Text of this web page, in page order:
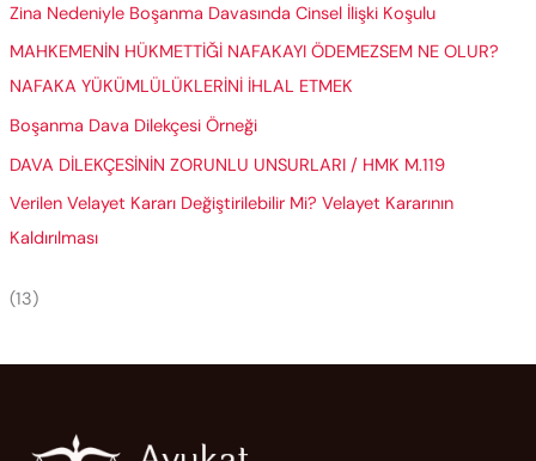
Zina Nedeniyle Boşanma Davasında Cinsel İlişki Koşulu
MAHKEMENİN HÜKMETTİĞİ NAFAKAYI ÖDEMEZSEM NE OLUR?
NAFAKA YÜKÜMLÜLÜKLERİNİ İHLAL ETMEK
Boşanma Dava Dilekçesi Örneği
DAVA DİLEKÇESİNİN ZORUNLU UNSURLARI / HMK M.119
Verilen Velayet Kararı Değiştirilebilir Mi? Velayet Kararının
Kaldırılması
(13)